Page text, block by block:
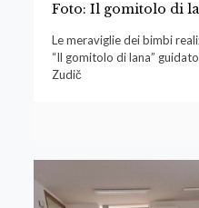
Foto: Il gomitolo di
Le meraviglie dei bimbi
“Il gomitolo di lana”
Zudič